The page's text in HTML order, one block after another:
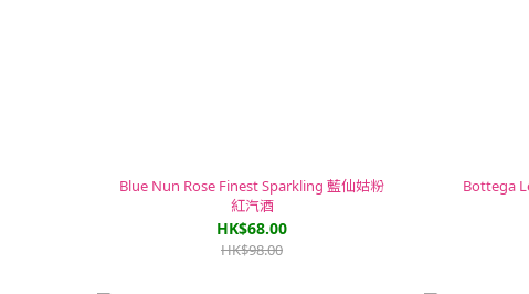
Blue Nun Rose Finest Sparkling 藍仙姑粉
紅汽酒
HK$68.00
HK$98.00
Bottega